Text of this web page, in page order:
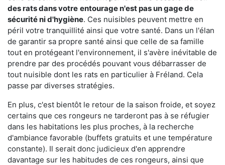
des rats dans votre entourage n'est pas un gage de
sécurité ni d'hygiène. Ces nuisibles peuvent mettre en
péril votre tranquillité ainsi que votre santé. Dans un l'élan
de garantir sa propre santé ainsi que celle de sa famille
tout en protégeant l'environnement, il s'avère inévitable de
prendre par des procédés pouvant vous débarrasser de
tout nuisible dont les rats en particulier à Fréland. Cela
passe par diverses stratégies.
En plus, c'est bientôt le retour de la saison froide, et soyez
certains que ces rongeurs ne tarderont pas à se réfugier
dans les habitations les plus proches, à la recherche
d'ambiance favorable (buffets gratuits et une température
constante). Il serait donc judicieux d'en apprendre
davantage sur les habitudes de ces rongeurs, ainsi que